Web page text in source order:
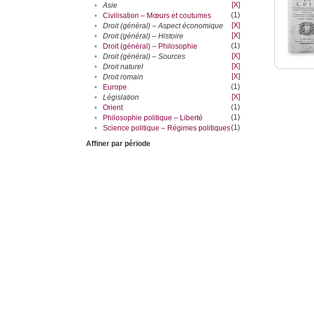
•
Asie
[X]
•
Civilisation – Mœurs et coutumes
(1)
•
Droit (général) – Aspect économique
[X]
•
Droit (général) – Histoire
[X]
•
Droit (général) – Philosophie
(1)
•
Droit (général) – Sources
[X]
•
Droit naturel
[X]
•
Droit romain
[X]
•
Europe
(1)
•
Législation
[X]
•
Orient
(1)
•
Philosophie politique – Liberté
(1)
•
Science politique – Régimes politiques(1)
Affiner par période